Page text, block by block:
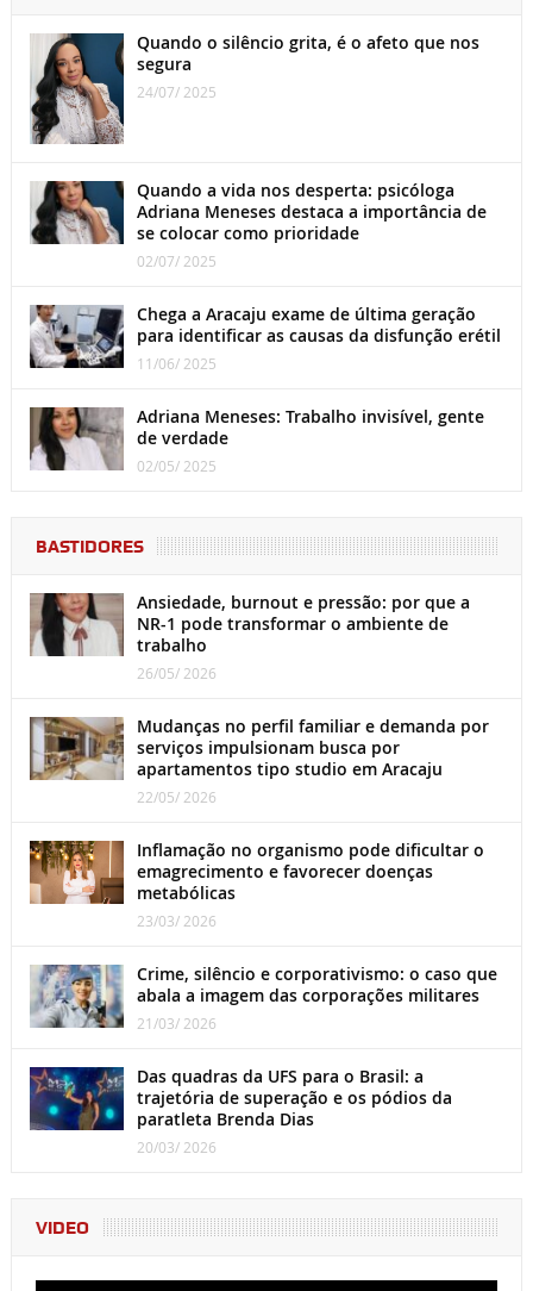
Quando o silêncio grita, é o afeto que nos
segura
24/07/ 2025
Quando a vida nos desperta: psicóloga
Adriana Meneses destaca a importância de
se colocar como prioridade
02/07/ 2025
Chega a Aracaju exame de última geração
para identificar as causas da disfunção erétil
11/06/ 2025
Adriana Meneses: Trabalho invisível, gente
de verdade
02/05/ 2025
BASTIDORES
Ansiedade, burnout e pressão: por que a
NR-1 pode transformar o ambiente de
trabalho
26/05/ 2026
Mudanças no perfil familiar e demanda por
serviços impulsionam busca por
apartamentos tipo studio em Aracaju
22/05/ 2026
Inflamação no organismo pode dificultar o
emagrecimento e favorecer doenças
metabólicas
23/03/ 2026
Crime, silêncio e corporativismo: o caso que
abala a imagem das corporações militares
21/03/ 2026
Das quadras da UFS para o Brasil: a
trajetória de superação e os pódios da
paratleta Brenda Dias
20/03/ 2026
VIDEO